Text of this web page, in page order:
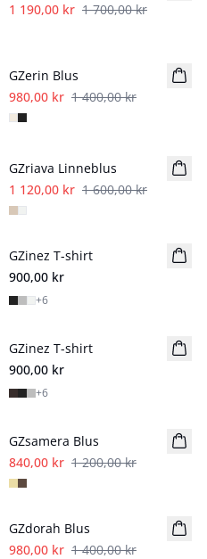
1 190,00 kr 1 700,00 kr
GZerin Blus
980,00 kr 1 400,00 kr
GZriava Linneblus
1 120,00 kr 1 600,00 kr
GZinez T-shirt
900,00 kr
+6
GZinez T-shirt
900,00 kr
+6
- 30%
GZsamera Blus
840,00 kr 1 200,00 kr
- 30%
GZdorah Blus
980,00 kr 1 400,00 kr